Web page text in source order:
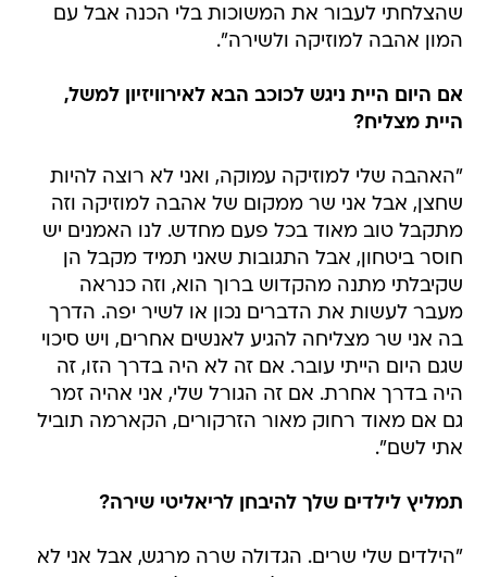
שהצלחתי לעבור את המשוכות בלי הכנה אבל עם
המון אהבה למוזיקה ולשירה".
אם היום היית ניגש לכוכב הבא לאירוויזיון למשל,
היית מצליח?
"האהבה שלי למוזיקה עמוקה, ואני לא רוצה להיות
שחצן, אבל אני שר ממקום של אהבה למוזיקה וזה
מתקבל טוב מאוד בכל פעם מחדש. לנו האמנים יש
חוסר ביטחון, אבל התגובות שאני תמיד מקבל הן
שקיבלתי מתנה מהקדוש ברוך הוא, וזה כנראה
מעבר לעשות את הדברים נכון או לשיר יפה. הדרך
בה אני שר מצליחה להגיע לאנשים אחרים, ויש סיכוי
שגם היום הייתי עובר. אם זה לא היה בדרך הזו, זה
היה בדרך אחרת. אם זה הגורל שלי, אני אהיה זמר
גם אם מאוד רחוק מאור הזרקורים, הקארמה תוביל
אתי לשם".
תמליץ לילדים שלך להיבחן לריאליטי שירה?
"הילדים שלי שרים. הגדולה שרה מרגש, אבל אני לא